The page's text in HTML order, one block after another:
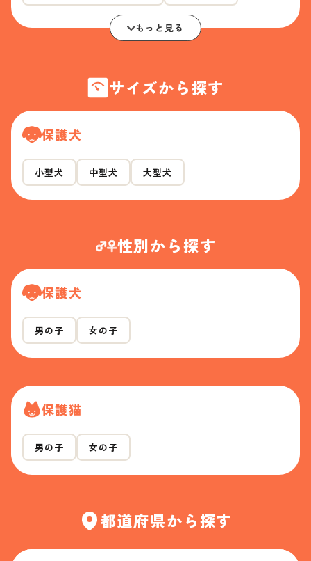
もっと見る
サイズから探す
保護犬
小型犬 中型犬 大型犬
性別から探す
保護犬
男の子 女の子
保護猫
男の子 女の子
都道府県から探す